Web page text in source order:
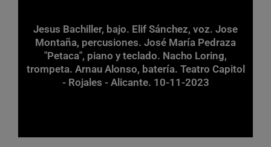
Jesus Bachiller, bajo. Elif Sánchez, voz. Jose
Montaña, percusiones. José María Pedraza
"Petaca", piano y teclado. Nacho Loring,
trompeta. Arnau Alonso, batería. Teatro Capitol
- Rojales - Alicante. 10-11-2023